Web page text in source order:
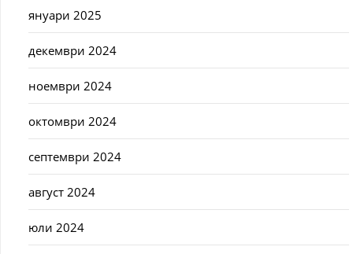
януари 2025
декември 2024
ноември 2024
октомври 2024
септември 2024
август 2024
юли 2024